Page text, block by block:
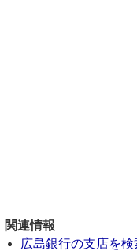
関連情報
広島銀行の支店を検